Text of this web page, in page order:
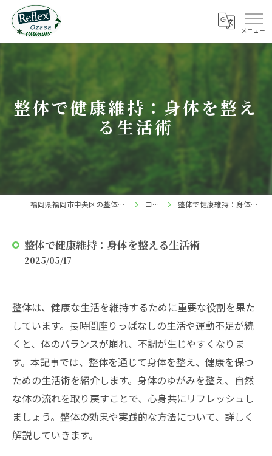
整体で健康維持：身体を整え
る生活術
福岡県福岡市中央区の整体ならReflex 小笹店 コラム 整体で健康維持：身体を整える生活術
整体で健康維持：身体を整える生活術
2025/05/17
整体は、健康な生活を維持するために重要な役割を果た
しています。長時間座りっぱなしの生活や運動不足が続
くと、体のバランスが崩れ、不調が生じやすくなりま
す。本記事では、整体を通じて身体を整え、健康を保つ
ための生活術を紹介します。身体のゆがみを整え、自然
な体の流れを取り戻すことで、心身共にリフレッシュし
ましょう。整体の効果や実践的な方法について、詳しく
解説していきます。